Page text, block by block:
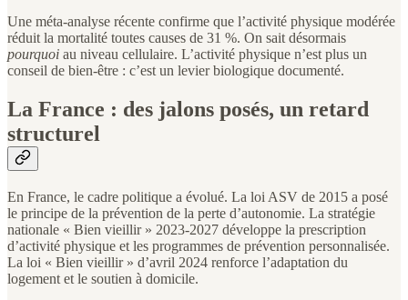
Une méta-analyse récente confirme que l’activité physique modérée
réduit la mortalité toutes causes de 31 %. On sait désormais
pourquoi au niveau cellulaire. L’activité physique n’est plus un
conseil de bien-être : c’est un levier biologique documenté.
La France : des jalons posés, un retard
structurel
En France, le cadre politique a évolué. La loi ASV de 2015 a posé
le principe de la prévention de la perte d’autonomie. La stratégie
nationale « Bien vieillir » 2023-2027 développe la prescription
d’activité physique et les programmes de prévention personnalisée.
La loi « Bien vieillir » d’avril 2024 renforce l’adaptation du
logement et le soutien à domicile.